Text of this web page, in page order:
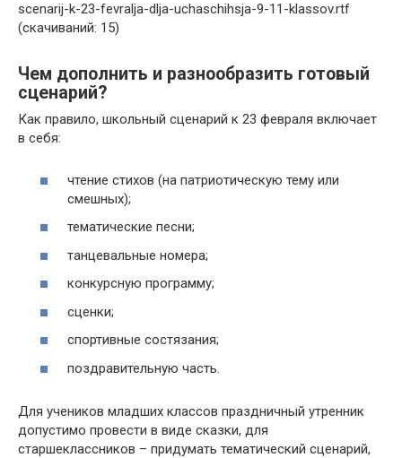
scenarij-k-23-fevralja-dlja-uchaschihsja-9-11-klassov.rtf
(cкачиваний: 15)
Чем дополнить и разнообразить готовый
сценарий?
Как правило, школьный сценарий к 23 февраля включает
в себя:
чтение стихов (на патриотическую тему или
смешных);
тематические песни;
танцевальные номера;
конкурсную программу;
сценки;
спортивные состязания;
поздравительную часть.
Для учеников младших классов праздничный утренник
допустимо провести в виде сказки, для
старшеклассников – придумать тематический сценарий,